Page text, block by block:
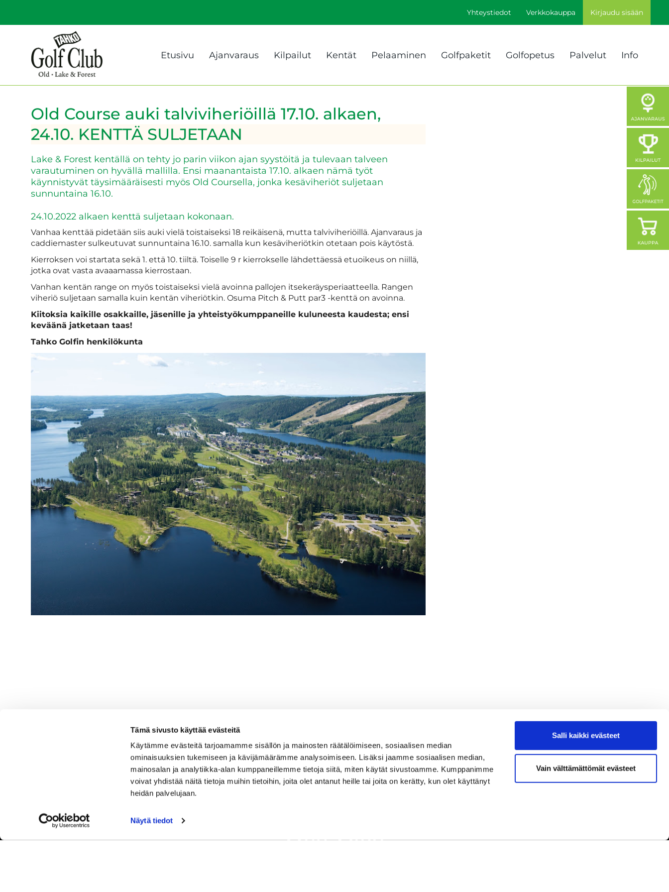
Tämä sivusto käyttää evästeitä
Käytämme evästeitä tarjoamamme sisällön ja mainosten räätälöimiseen, sosiaalisen median
ominaisuuksien tukemiseen ja kävijämäärämme analysoimiseen. Lisäksi jaamme sosiaalisen median,
mainosalan ja analytiikka-alan kumppaneillemme tietoja siitä, miten käytät sivustoamme. Kumppanimme
voivat yhdistää näitä tietoja muihin tietoihin, joita olet antanut heille tai joita on kerätty, kun olet käyttänyt
heidän palvelujaan.
Näytä tiedot
Salli kaikki evästeet
Vain välttämättömät evästeet
Yhteystiedot Verkkokauppa Kirjaudu sisään
Etusivu Ajanvaraus Kilpailut Kentät Pelaaminen Golfpaketit Golfopetus Palvelut Info
Old Course auki talviviheriöillä 17.10. alkaen,
24.10. KENTTÄ SULJETAAN
Lake & Forest kentällä on tehty jo parin viikon ajan syystöitä ja tulevaan talveen
varautuminen on hyvällä mallilla. Ensi maanantaista 17.10. alkaen nämä työt
käynnistyvät täysimääräisesti myös Old Coursella, jonka kesäviheriöt suljetaan
sunnuntaina 16.10.
24.10.2022 alkaen kenttä suljetaan kokonaan.
Vanhaa kenttää pidetään siis auki vielä toistaiseksi 18 reikäisenä, mutta talviviheriöillä. Ajanvaraus ja
caddiemaster sulkeutuvat sunnuntaina 16.10. samalla kun kesäviheriötkin otetaan pois käytöstä.
Kierroksen voi startata sekä 1. että 10. tiiltä. Toiselle 9 r kierrokselle lähdettäessä etuoikeus on niillä,
jotka ovat vasta avaaamassa kierrostaan.
Vanhan kentän range on myös toistaiseksi vielä avoinna pallojen itsekeräysperiaatteella. Rangen
viheriö suljetaan samalla kuin kentän viheriötkin. Osuma Pitch & Putt par3 -kenttä on avoinna.
Kiitoksia kaikille osakkaille, jäsenille ja yhteistyökumppaneille kuluneesta kaudesta; ensi
keväänä jatketaan taas!
Tahko Golfin henkilökunta